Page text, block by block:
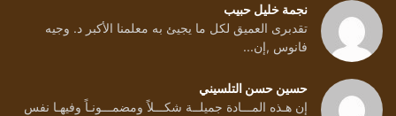
نجمة خليل حبيب
تقدبرى العميق لكل ما يجيئ به معلمنا الأكبر د. وجيه
فانوس ,إن...
حسين حسن التلسيني
إن هـذه المـــادة جميلــة شكـــلاً ومضمـــونـاً وفيهـا نفس